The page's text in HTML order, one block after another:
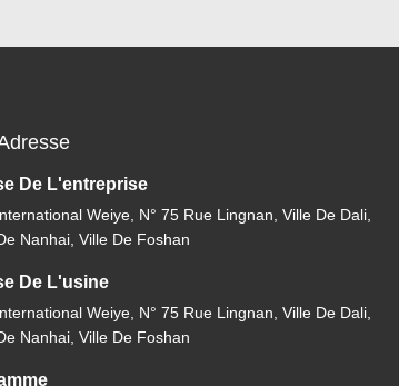
De L'entreprise
Weiye, N° 75 Rue Lingnan, Ville De Dali,
Nanhai, Ville De Foshan
De L'usine
Weiye, N° 75 Rue Lingnan, Ville De Dali,
Nanhai, Ville De Foshan